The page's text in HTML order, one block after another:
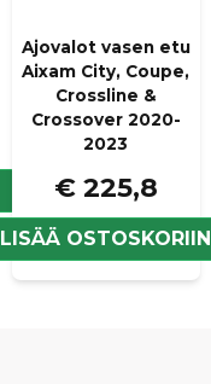
Ajovalot vasen etu
Aixam City, Coupe,
Crossline &
Crossover 2020-
2023
€ 225,8
LISÄÄ OSTOSKORIIN